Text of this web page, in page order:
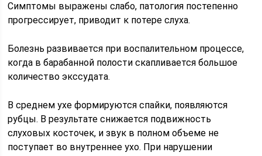
Симптомы выражены слабо, патология постепенно
прогрессирует, приводит к потере слуха.
Болезнь развивается при воспалительном процессе,
когда в барабанной полости скапливается большое
количество экссудата.
В среднем ухе формируются спайки, появляются
рубцы. В результате снижается подвижность
слуховых косточек, и звук в полном объеме не
поступает во внутреннее ухо. При нарушении